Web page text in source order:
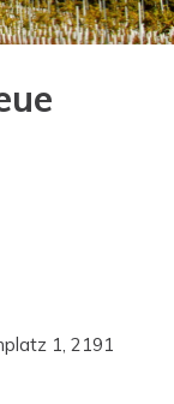
1, 2191